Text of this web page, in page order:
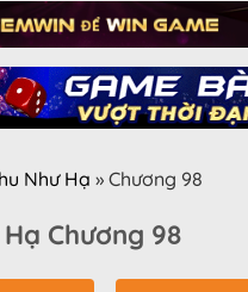
Như Hạ » Chương 98
Chương 98